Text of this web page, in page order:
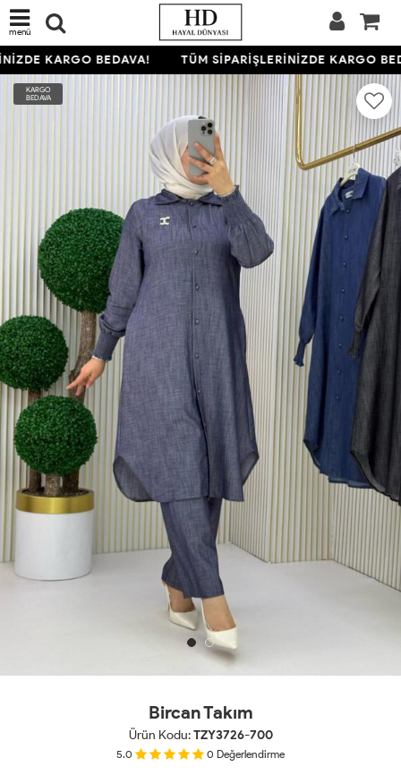
menü
KARGO BEDAVA! TÜM SİPARİŞLERİNİZDE KARGO
KARGO
BEDAVA
Bircan Takım
Ürün Kodu:TZY3726-700
5.0 0 Değerlendirme